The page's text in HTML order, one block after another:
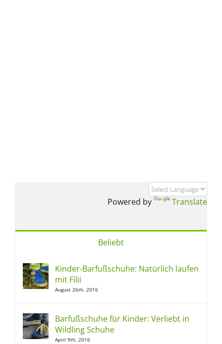
Powered by Translate
Beliebt
Kinder-Barfußschuhe: Natürlich laufen
mit Filii
August 26th, 2016
Barfußschuhe für Kinder: Verliebt in
Wildling Schuhe
April 9th, 2016